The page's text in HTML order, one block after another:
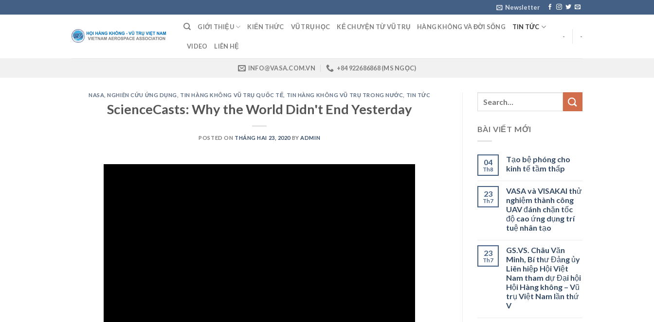
to
Newsletter
GIỚI THIỆU KIẾN THỨC VŨ TRỤ HỌC KỂ CHUYỆN TỪ VŨ TRỤ HÀNG KHÔNG VÀ ĐỜI SỐNG TIN TỨC
VIDEO LIÊN HỆ
- -
INFO@VASA.COM.VN +84 922686868 (MS NGỌC)
NASA ,NGHIÊN CỨU ỨNG DỤNG TIN HÀNG KHÔNG VŨ TRỤ QUỐC TẾ TIN HÀNG KHÔNG VŨ TRỤ TRONG NƯỚC TIN TỨC
ScienceCasts: Why the World Didn't End Yesterday
POSTED ON THÁNG HAI 23, 2020 BY ADMIN
BÀI VIẾT MỚI
04
Th8
Tạo bệ phóng cho
kinh tế tầm thấp
23
Th7
VASA và VISAKAI thử
nghiệm thành công
UAV đánh chặn tốc
độ cao ứng dụng trí
tuệ nhân tạo
23
Th7
GS.VS. Châu Văn
Minh, Bí thư Đảng ủy
Liên hiệp Hội Việt
Nam tham dự Đại hội
Hội Hàng không – Vũ
trụ Việt Nam lần thứ
V